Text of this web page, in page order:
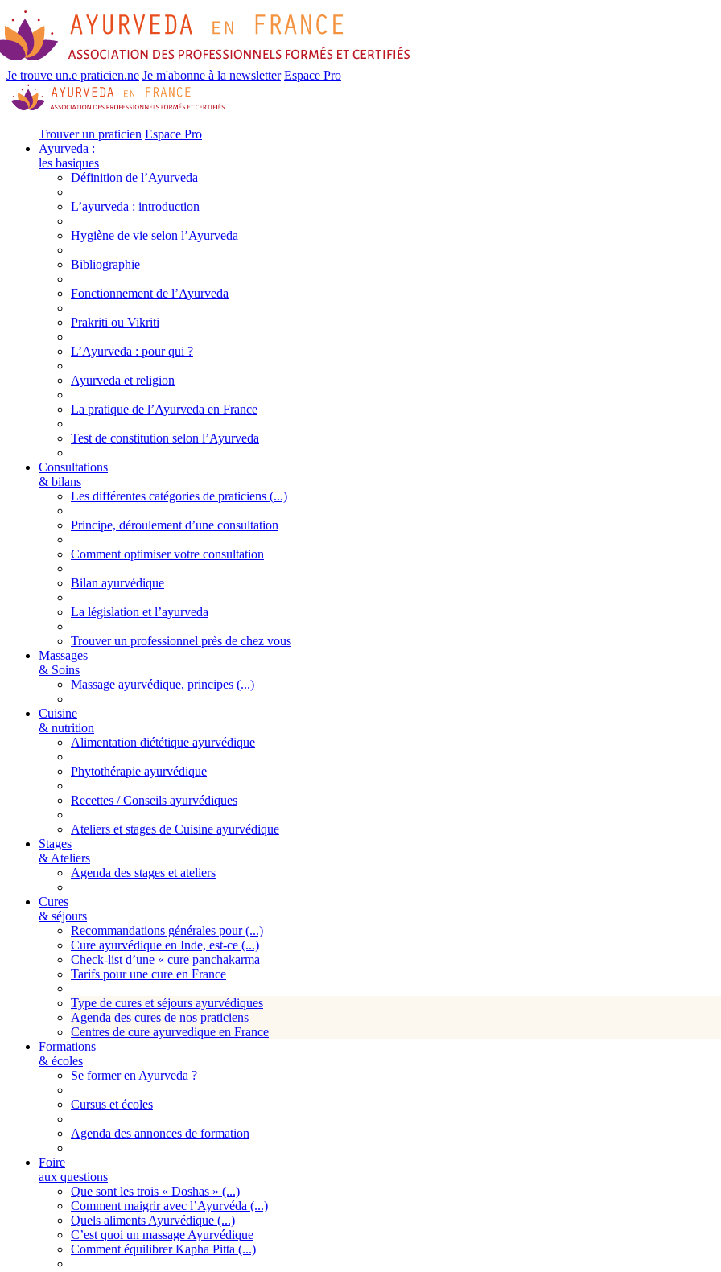
Je trouve un.e praticien.ne Je m'abonne à la newsletter Espace Pro
Trouver un praticien Espace Pro
Ayurveda :
les basiques
Définition de l’Ayurveda
L’ayurveda : introduction
Hygiène de vie selon l’Ayurveda
Bibliographie
Fonctionnement de l’Ayurveda
Prakriti ou Vikriti
L’Ayurveda : pour qui ?
Ayurveda et religion
La pratique de l’Ayurveda en France
Test de constitution selon l’Ayurveda
Consultations
& bilans
Les différentes catégories de praticiens (...)
Principe, déroulement d’une consultation
Comment optimiser votre consultation
Bilan ayurvédique
La législation et l’ayurveda
Trouver un professionnel près de chez vous
Massages
& Soins
Massage ayurvédique, principes (...)
Cuisine
& nutrition
Alimentation diététique ayurvédique
Phytothérapie ayurvédique
Recettes / Conseils ayurvédiques
Ateliers et stages de Cuisine ayurvédique
Stages
& Ateliers
Agenda des stages et ateliers
Cures
& séjours
Recommandations générales pour (...)
Cure ayurvédique en Inde, est-ce (...)
Check-list d’une « cure panchakarma
Tarifs pour une cure en France
Type de cures et séjours ayurvédiques
Agenda des cures de nos praticiens
Centres de cure ayurvedique en France
Formations
& écoles
Se former en Ayurveda ?
Cursus et écoles
Agenda des annonces de formation
Foire
aux questions
Que sont les trois « Doshas » (...)
Comment maigrir avec l’Ayurvéda (...)
Quels aliments Ayurvédique (...)
C’est quoi un massage Ayurvédique
Comment équilibrer Kapha Pitta (...)